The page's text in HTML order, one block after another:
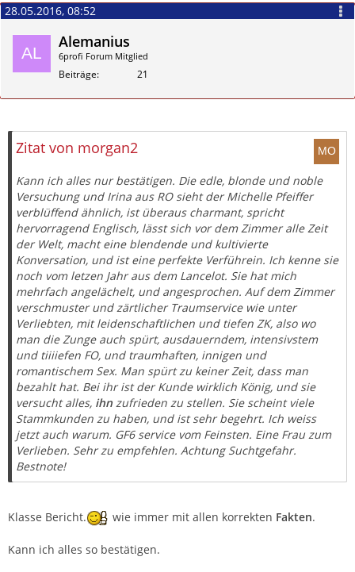
28.05.2016, 08:52
Alemanius
6profi Forum Mitglied
Beiträge 21
Zitat von morgan2
Kann ich alles nur bestätigen. Die edle, blonde und noble
Versuchung und Irina aus RO sieht der Michelle Pfeiffer
verblüffend ähnlich, ist überaus charmant, spricht
hervorragend Englisch, lässt sich vor dem Zimmer alle Zeit
der Welt, macht eine blendende und kultivierte
Konversation, und ist eine perfekte Verführein. Ich kenne sie
noch vom letzen Jahr aus dem Lancelot. Sie hat mich
mehrfach angelächelt, und angesprochen. Auf dem Zimmer
verschmuster und zärtlicher Traumservice wie unter
Verliebten, mit leidenschaftlichen und tiefen ZK, also wo
man die Zunge auch spürt, ausdauerndem, intensivstem
und tiiiiefen FO, und traumhaften, innigen und
romantischem Sex. Man spürt zu keiner Zeit, dass man
bezahlt hat. Bei ihr ist der Kunde wirklich König, und sie
versucht alles, ihn zufrieden zu stellen. Sie scheint viele
Stammkunden zu haben, und ist sehr begehrt. Ich weiss
jetzt auch warum. GF6 service vom Feinsten. Eine Frau zum
Verlieben. Sehr zu empfehlen. Achtung Suchtgefahr.
Bestnote!
Klasse Bericht. wie immer mit allen korrekten Fakten.
Kann ich alles so bestätigen.
Zitieren